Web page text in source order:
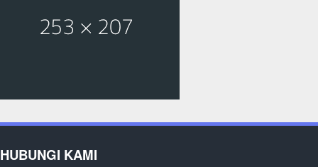
HUBUNGI KAMI